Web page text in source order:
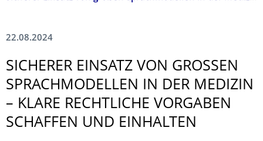
22.08.2024
SICHERER EINSATZ VON GROSSEN S
PRACHMODELLEN IN DER MEDIZIN –
KLARE RECHTLICHE VORGABEN S
CHAFFEN UND EINHALTEN